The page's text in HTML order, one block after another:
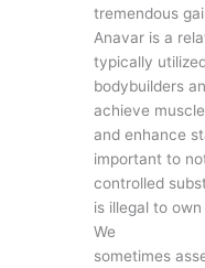
tremendous
Anavar is a
typically
bodybuilders
achieve
and enhance
important to
controlled
is illegal to
We
sometimes